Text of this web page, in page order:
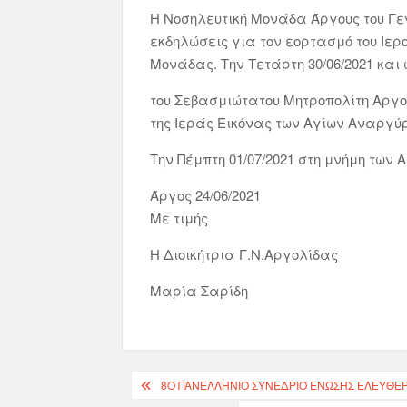
Η Νοσηλευτική Μονάδα Άργους του
εκδηλώσεις για τον εορτασμό του
Μονάδας. Την Τετάρτη 30/06/2021
του Σεβασμιώτατου Μητροπολίτη
της Ιεράς Εικόνας των Αγίων
Την Πέμπτη 01/07/2021 στη μνήμη των
Άργος 24/06/2021
Με τιμής
Η Διοικήτρια Γ.Ν.Αργολίδας
Μαρία Σαρίδη
8Ο ΠΑΝΕΛΛΉΝΙΟ ΣΥΝΕΔΡΙΟ ΈΝΩΣΗΣ